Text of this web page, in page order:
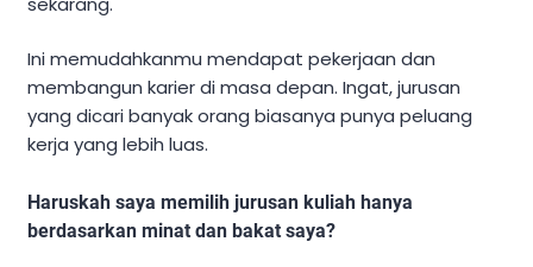
Ini memudahkanmu mendapat pekerjaan dan
membangun karier di masa depan. Ingat, jurusan
yang dicari banyak orang biasanya punya peluang
kerja yang lebih luas.
Haruskah saya memilih jurusan kuliah hanya
berdasarkan minat dan bakat saya?